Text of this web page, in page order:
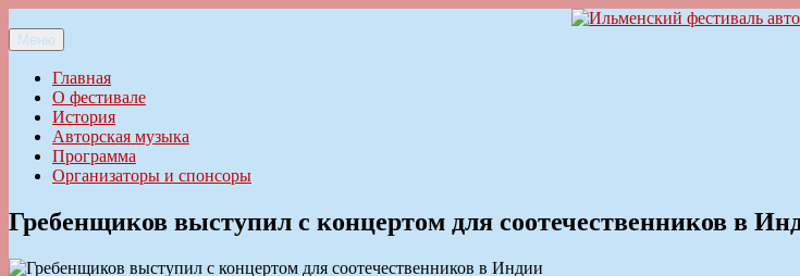
к
содержимому
Ильменский фестиваль авторской песни
Меню
Главная
О фестивале
История
Авторская музыка
Программа
Организаторы и спонсоры
Гребенщиков выступил с концертом для соотечественников в